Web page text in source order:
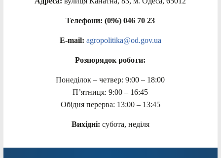
Телефони: (096) 046 70 23
E-mail: agropolitika@od.gov.ua
Розпорядок роботи:
Понеділок – четвер: 9:00 – 18:00
П’ятниця: 9:00 – 16:45
Обідня перерва: 13:00 – 13:45
Вихідні: субота, неділя